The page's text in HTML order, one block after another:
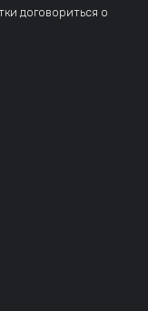
договориться о